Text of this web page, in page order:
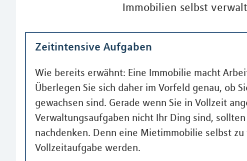
Immobilien selbst
Zeitintensive Aufgaben
Wie bereits erwähnt: Eine Immobilie macht
Überlegen Sie sich daher im Vorfeld genau, ob
gewachsen sind. Gerade wenn Sie in Vollzeit
Verwaltungsaufgaben nicht Ihr Ding sind,
nachdenken. Denn eine Mietimmobilie selbst
Vollzeitaufgabe werden.